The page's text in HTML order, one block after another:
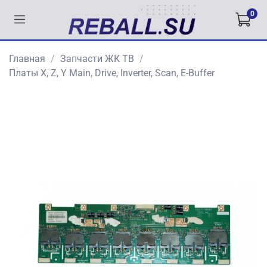
0
Главная
Запчасти ЖК ТВ
Платы X, Z, Y Main, Drive, Inverter, Scan, E-Buffer